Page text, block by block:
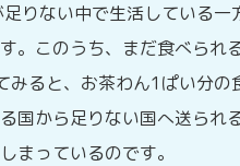
りない中で生活している
。このうち、まだ食べら
ると、お茶わん1ぱい分の
国から足りない国へ送ら
まっているのです。